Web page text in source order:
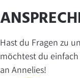
Hast du Fragen zu
möchtest du
an Annelies!